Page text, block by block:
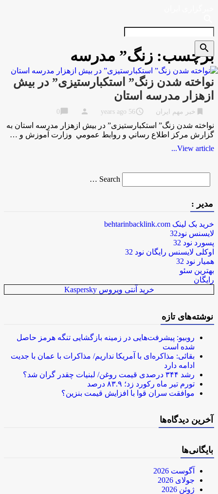
برچسب: زنگ” مدرسه
نواخته شدن زنگ” استکبارستیزی” در بیش
ازهزار مدرسه استان
خبر مهم ایران access_time
56 years ago
person
chat_bubble
نواخته شدن زنگ” استکبارستیزی” در بیش ازهزار مدرسه استان به
گزارش مركز اطلاع رساني و روابط عمومي وزارت آموزش و …
View article...
for
Search …
search
مدیر :
خرید بک لینک behtarinbacklink.com
لایسنس نود32
پسورد نود 32
اوکلی لایسنس رایگان نود 32
همیار نود 32
بهترین سئو
رایگان
خرید آنتی ویروس Kaspersky
نوشته‌های تازه
روبیو: پیشرفت‌هایی در زمینه بازگشایی تنگه هرمز حاصل
شده است
بقائی: مذاکره‌ای با آمریکا نداریم/ مذاکرات با عمان با جدیت
ادامه دارد
رشد ۳۴۴ درصدی قیمت روغن/ لبنیات چقدر گران شد؟
تورم تیر ماه رکورد زد؛ ۸۳.۹ درصد
موافقت سران قوا با افزایش قیمت بنزین؟
آخرین دیدگاه‌ها
بایگانی‌ها
آگوست 2026
جولای 2026
ژوئن 2026